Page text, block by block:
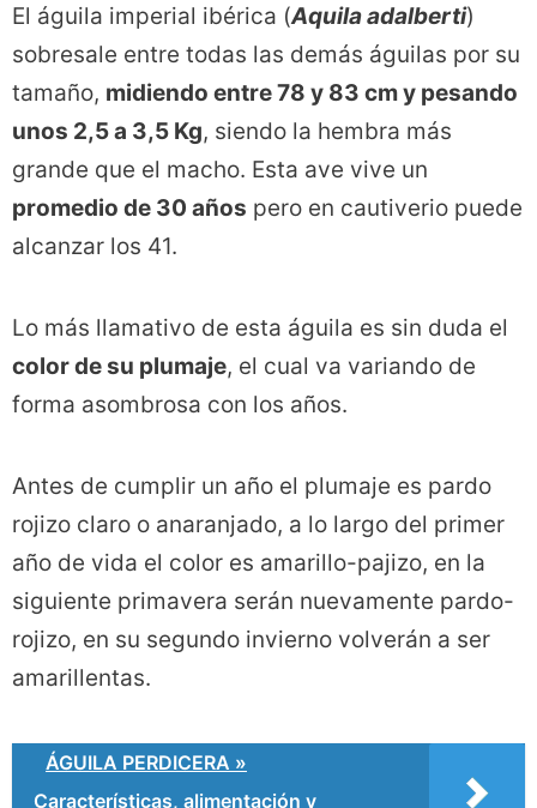
El águila imperial ibérica (Aquila adalberti)
sobresale entre todas las demás águilas por su
tamaño, midiendo entre 78 y 83 cm y pesando
unos 2,5 a 3,5 Kg, siendo la hembra más
grande que el macho. Esta ave vive un
promedio de 30 años pero en cautiverio puede
alcanzar los 41.
Lo más llamativo de esta águila es sin duda el
color de su plumaje, el cual va variando de
forma asombrosa con los años.
Antes de cumplir un año el plumaje es pardo
rojizo claro o anaranjado, a lo largo del primer
año de vida el color es amarillo-pajizo, en la
siguiente primavera serán nuevamente pardo-
rojizo, en su segundo invierno volverán a ser
amarillentas.
ÁGUILA PERDICERA »
Características, alimentación y